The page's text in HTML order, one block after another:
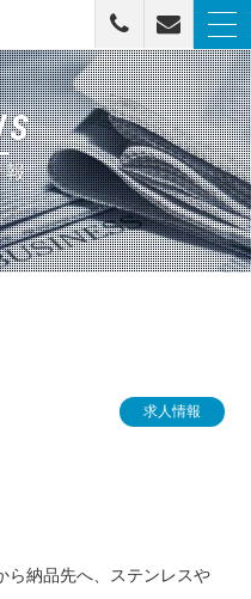
株式会社
報
求人情報
ら納品先へ、ステンレスや